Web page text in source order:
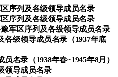
序列及各级领导成员名录
序列及各级领导成员名录
军区序列及各级领导成员名录
各级领导成员名录（1937年底
名录（1938年春~1945年8月）
领导成员名录